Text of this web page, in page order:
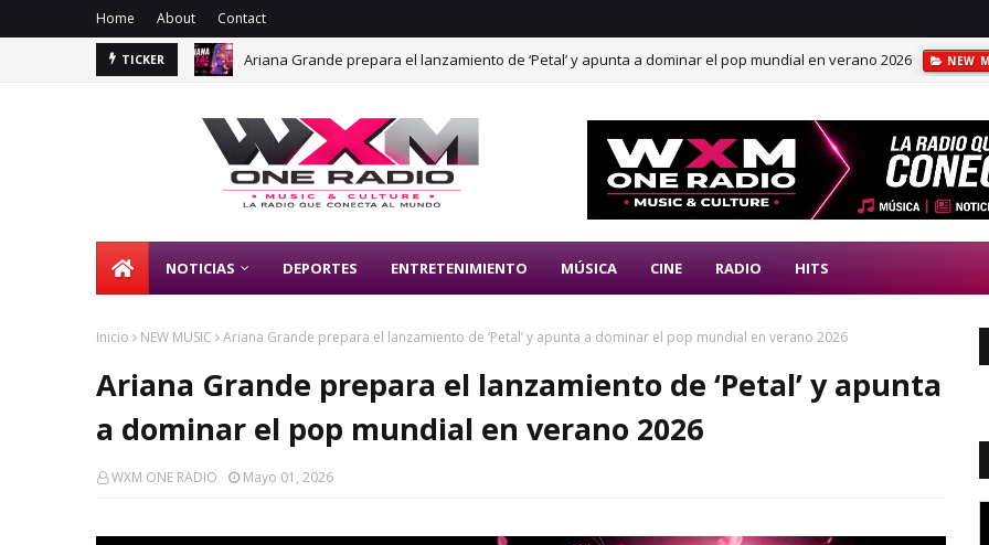
Home About Contact
TICKER Ariana Grande prepara el lanzamiento de ‘Petal’ y apunta a dominar el pop mundial en verano 2026 NEW
NOTICIAS DEPORTES ENTRETENIMIENTO MÚSICA CINE RADIO HITS
Inicio NEW MUSIC Ariana Grande prepara el lanzamiento de ‘Petal’ y apunta a dominar el pop mundial en verano 2026
Ariana Grande prepara el lanzamiento de ‘Petal’ y apunta
a dominar el pop mundial en verano 2026
WXM ONE RADIO Mayo 01, 2026